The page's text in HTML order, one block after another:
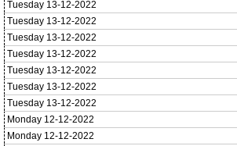
Tuesday 13-12-2022
Tuesday 13-12-2022
Tuesday 13-12-2022
Tuesday 13-12-2022
Tuesday 13-12-2022
Tuesday 13-12-2022
Tuesday 13-12-2022
Monday 12-12-2022
Monday 12-12-2022